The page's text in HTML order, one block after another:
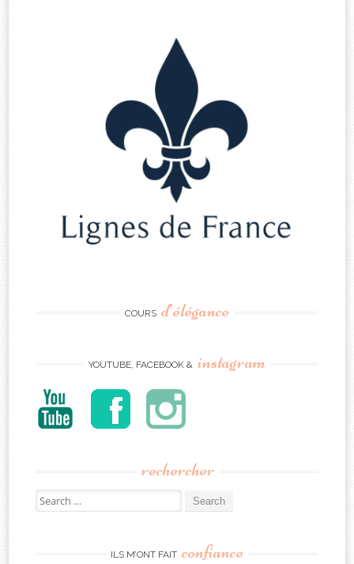
COURS d’élégance
YOUTUBE, FACEBOOK & instagram
rechercher
Search
for:
ILS M’ONT FAIT confiance